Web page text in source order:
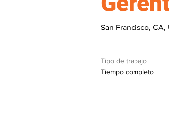
San Francisco, CA,
Tipo de trabajo
Tiempo completo